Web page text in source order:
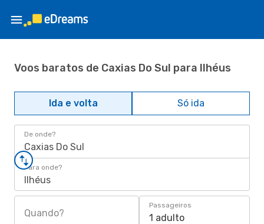
Voos baratos de Caxias Do Sul para Ilhéus
Ida e volta Só ida
De onde?
Caxias Do Sul
Para onde?
Ilhéus
Quando?
Passageiros
1 adulto